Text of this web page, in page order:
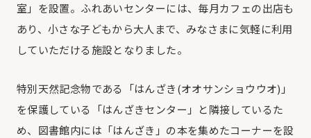
室」を設置。ふれあいセンターには、毎月カフェの出店も
あり、小さな子どもから大人まで、みなさまに気軽に利用
していただける施設となりました。
特別天然記念物である「はんざき(オオサンショウウオ)」
を保護している「はんざきセンター」と隣接しているた
め、図書館内には「はんざき」の本を集めたコーナーを設